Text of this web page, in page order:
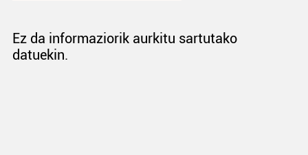
Ez da informaziorik aurkitu sartutako
datuekin.